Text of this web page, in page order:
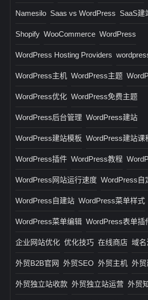
Namesilo Saas vs WordPress SaaS建
Shopify WooCommerce WordPress
WordPress Hosting Providers
WordPress主机 WordPress主题
WordPress优化 WordPress免费主题
WordPress后台管理 WordPress建站
WordPress建站模板 WordPress建站课
WordPress插件 WordPress教程
WordPress网站运行速度 WordPress自
WordPress自建站 WordPress菜单样式
WordPress菜单编辑 WordPress表单插
企业网站优化 优化技巧 在线商店 域
外贸B2B官网 外贸SEO 外贸主机 外
外贸独立站收款 外贸独立站运营 外贸